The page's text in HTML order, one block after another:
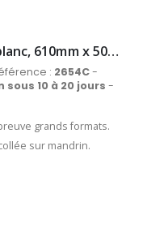
Rouleau de papier Jet d'Encre blanc, 610mm x 50m, 80 g/m²
: 2654C-
10 à 20 jours -
grands formats.
sur mandrin.